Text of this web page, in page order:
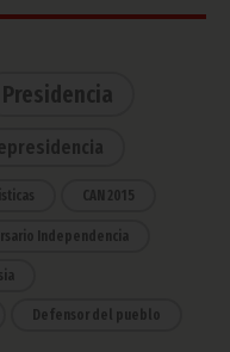
Presidencia
CAN 2015
Independencia
Defensor del pueblo